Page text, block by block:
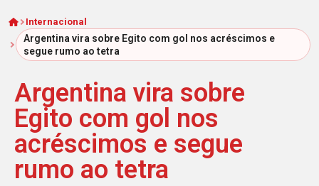
InícioInternacional
Argentina vira sobre Egito com gol nos acréscimos e
segue rumo ao tetra
Argentina vira sobre
Egito com gol nos
acréscimos e segue
rumo ao tetra